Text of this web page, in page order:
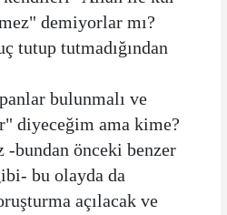
demiyorlar mı?
tutup tutmadığından
bulunmalı ve
diyeceğim ama kime?
-bundan önceki benzer
bu olayda da
açılacak ve